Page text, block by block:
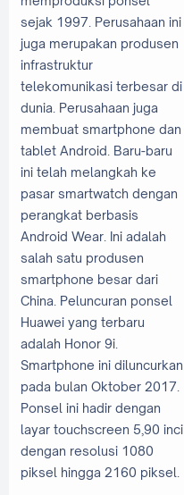
sejak 1997. Perusahaan ini
juga merupakan produsen
infrastruktur
telekomunikasi terbesar di
dunia. Perusahaan juga
membuat smartphone dan
tablet Android. Baru-baru
ini telah melangkah ke
pasar smartwatch dengan
perangkat berbasis
Android Wear. Ini adalah
salah satu produsen
smartphone besar dari
China. Peluncuran ponsel
Huawei yang terbaru
adalah Honor 9i.
Smartphone ini diluncurkan
pada bulan Oktober 2017.
Ponsel ini hadir dengan
layar touchscreen 5,90 inci
dengan resolusi 1080
piksel hingga 2160 piksel.